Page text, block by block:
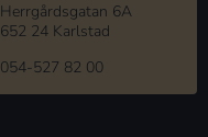
Herrgårdsgatan 6A
652 24 Karlstad
054-527 82 00